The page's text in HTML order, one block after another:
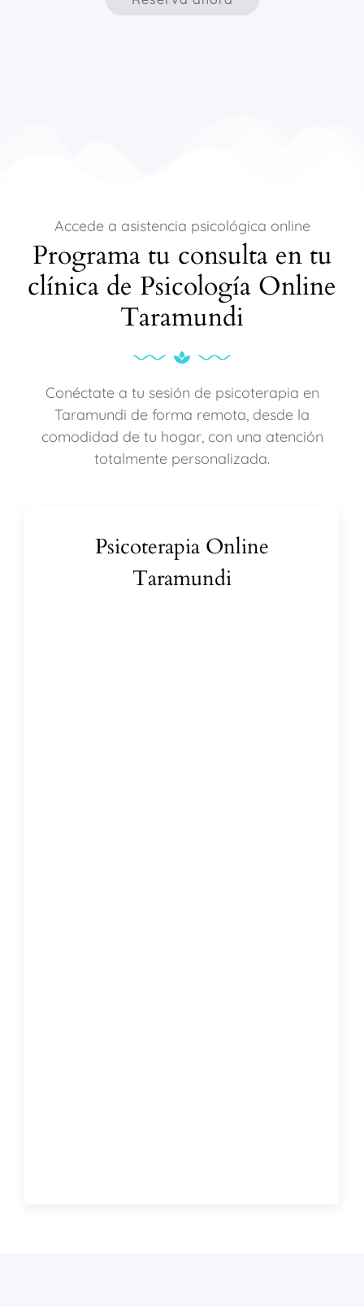
Accede a asistencia psicológica online
Programa tu consulta en tu
clínica de Psicología Online
Taramundi
Conéctate a tu sesión de psicoterapia en
Taramundi de forma remota, desde la
comodidad de tu hogar, con una atención
totalmente personalizada.
Psicoterapia Online
Taramundi